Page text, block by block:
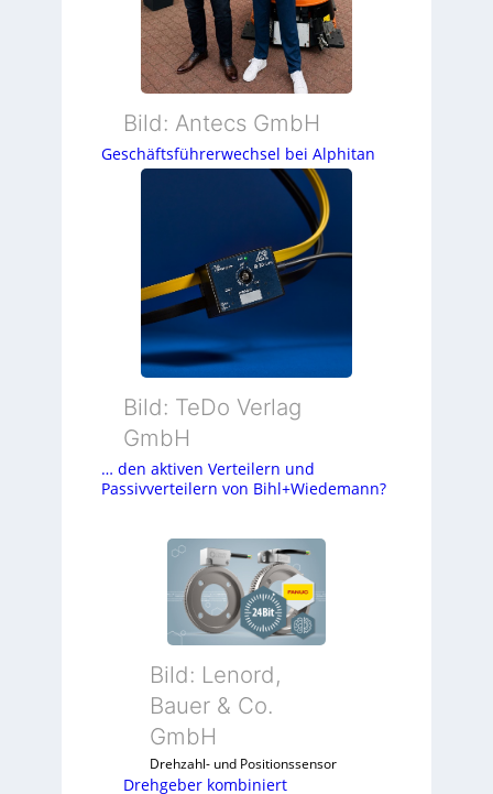
Bild: Antecs GmbH
Geschäftsführerwechsel bei Alphitan
Bild: TeDo Verlag
GmbH
… den aktiven Verteilern und
Passivverteilern von Bihl+Wiedemann?
Bild: Lenord,
Bauer & Co.
GmbH
Drehzahl- und Positionssensor
Drehgeber kombiniert